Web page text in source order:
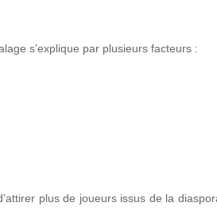
s’explique par plusieurs facteurs :
plus de joueurs issus de la